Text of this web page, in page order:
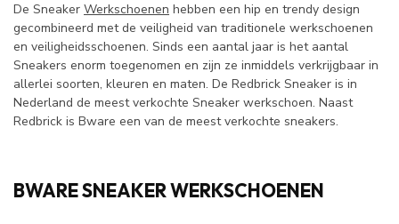
De Sneaker Werkschoenen hebben een hip en trendy design
gecombineerd met de veiligheid van traditionele werkschoenen
en veiligheidsschoenen. Sinds een aantal jaar is het aantal
Sneakers enorm toegenomen en zijn ze inmiddels verkrijgbaar in
allerlei soorten, kleuren en maten. De Redbrick Sneaker is in
Nederland de meest verkochte Sneaker werkschoen. Naast
Redbrick is Bware een van de meest verkochte sneakers.
BWARE SNEAKER WERKSCHOENEN